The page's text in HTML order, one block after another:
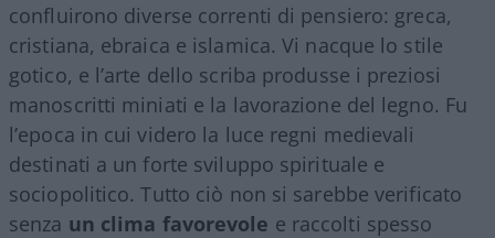
confluirono diverse correnti di pensiero: greca,
cristiana, ebraica e islamica. Vi nacque lo stile
gotico, e l’arte dello scriba produsse i preziosi
manoscritti miniati e la lavorazione del legno. Fu
l’epoca in cui videro la luce regni medievali
destinati a un forte sviluppo spirituale e
sociopolitico. Tutto ciò non si sarebbe verificato
senza un clima favorevole e raccolti spesso